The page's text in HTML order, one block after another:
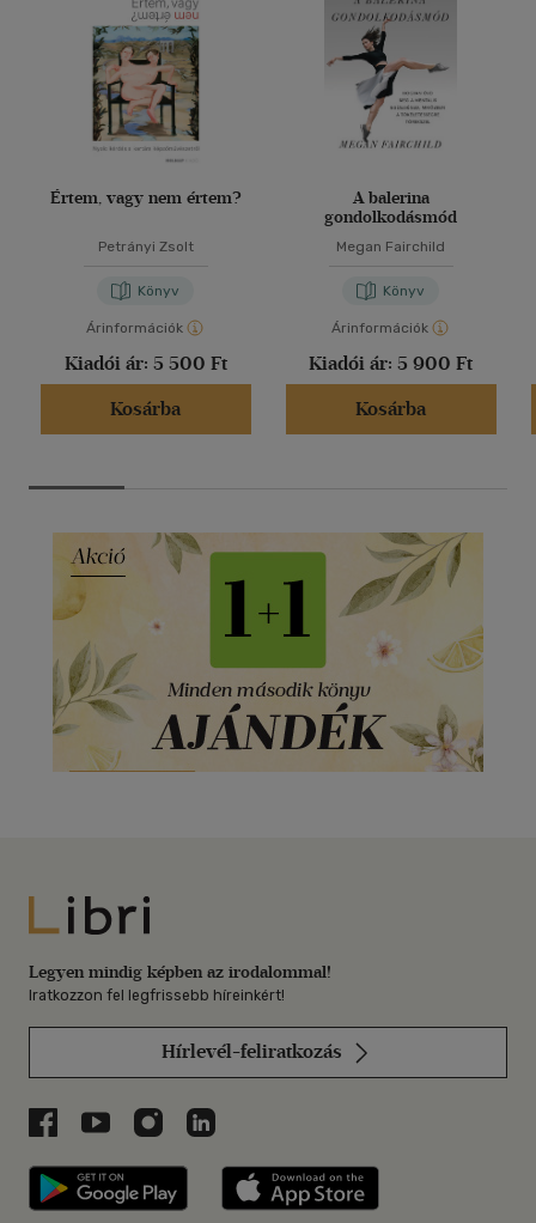
Értem, vagy nem értem?
Petrányi Zsolt
Könyv
Árinformációk
Kiadói ár: 5 500 Ft
Kosárba
A balerina
gondolkodásmód
Megan Fairchild
Könyv
Árinformációk
Kiadói ár: 5 900 Ft
Kosárba
Libri
Legyen mindig képben az irodalommal!
Iratkozzon fel legfrissebb híreinkért!
Hírlevél-feliratkozás
Libri a Facebookon
Libri a Youtube-on
Libri az Instagramon
Libri a LinkedInen
Libri applikáció Szerezd meg: Google